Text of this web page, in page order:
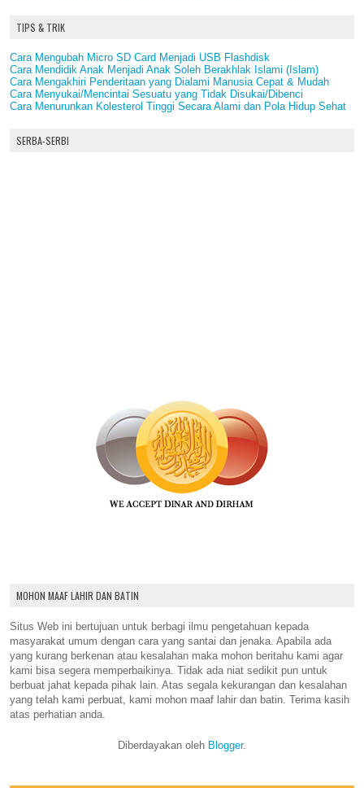
TIPS & TRIK
Cara Mengubah Micro SD Card Menjadi USB Flashdisk
Cara Mendidik Anak Menjadi Anak Soleh Berakhlak Islami (Islam)
Cara Mengakhiri Penderitaan yang Dialami Manusia Cepat & Mudah
Cara Menyukai/Mencintai Sesuatu yang Tidak Disukai/Dibenci
Cara Menurunkan Kolesterol Tinggi Secara Alami dan Pola Hidup Sehat
SERBA-SERBI
MOHON MAAF LAHIR DAN BATIN
Situs Web ini bertujuan untuk berbagi ilmu pengetahuan kepada
masyarakat umum dengan cara yang santai dan jenaka. Apabila ada
yang kurang berkenan atau kesalahan maka mohon beritahu kami agar
kami bisa segera memperbaikinya. Tidak ada niat sedikit pun untuk
berbuat jahat kepada pihak lain. Atas segala kekurangan dan kesalahan
yang telah kami perbuat, kami mohon maaf lahir dan batin. Terima kasih
atas perhatian anda.
Diberdayakan oleh Blogger.